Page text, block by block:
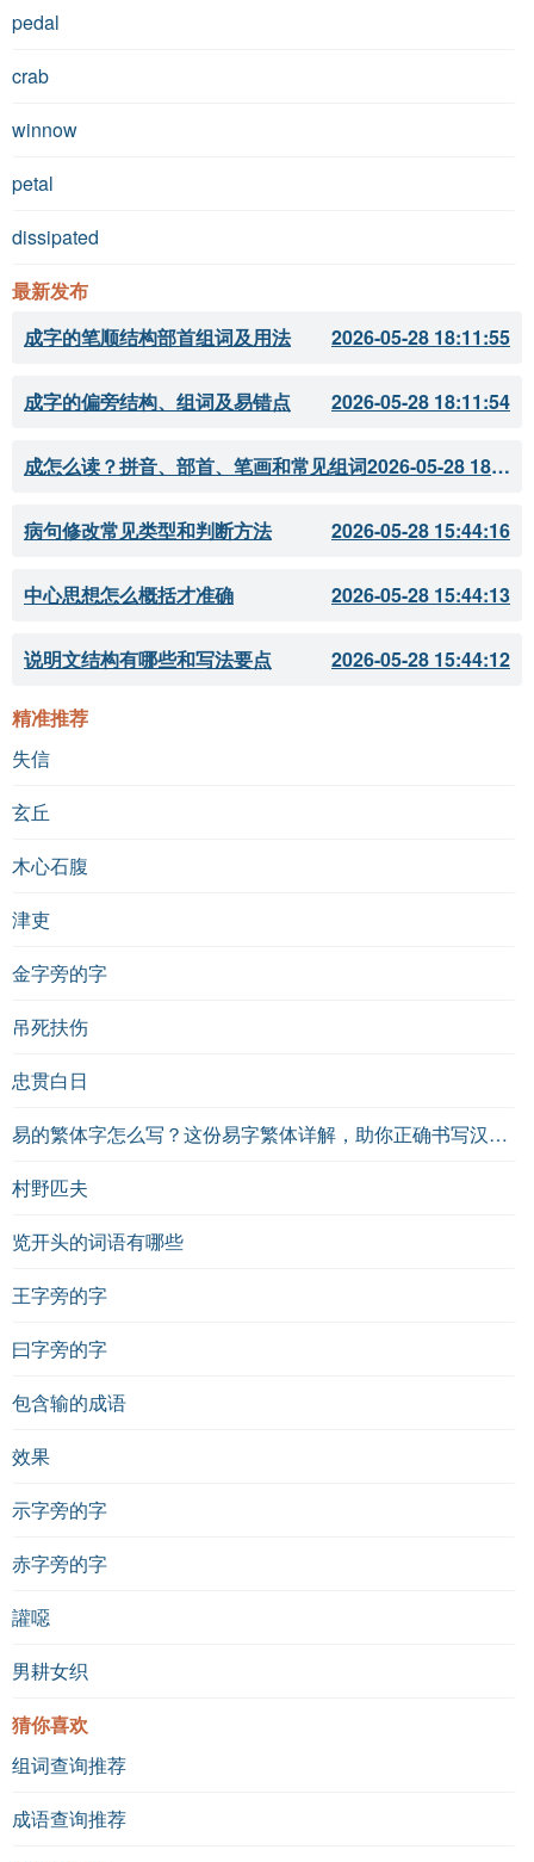
pedal
crab
winnow
petal
dissipated
最新发布
成字的笔顺结构部首组词及用法
2026-05-28 18:11:55
成字的偏旁结构、组词及易错点 2026-05-28 18:11:54
成怎么读？拼音、部首、笔画和常见组词 2026-05-28 18:11:51
病句修改常见类型和判断方法 2026-05-28 15:44:16
中心思想怎么概括才准确 2026-05-28 15:44:13
说明文结构有哪些和写法要点 2026-05-28 15:44:12
精准推荐
失信
玄丘
木心石腹
津吏
金字旁的字
吊死扶伤
忠贯白日
易的繁体字怎么写？这份易字繁体详解，助你正确书写汉字_汉字繁体学习
村野匹夫
览开头的词语有哪些
王字旁的字
曰字旁的字
包含输的成语
效果
示字旁的字
赤字旁的字
讙噁
男耕女织
猜你喜欢
组词查询推荐
成语查询推荐